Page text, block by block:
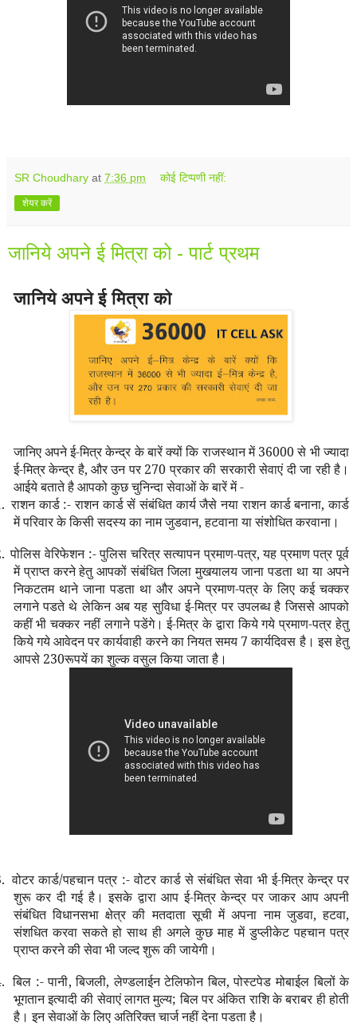
SR Choudhary at 7:36 pm कोई टिप्पणी नहीं:
शेयर करें
जानिये अपने ई मित्रा को - पार्ट प्रथम
जानिये अपने ई मित्रा को
जानिए अपने ई-मित्र केन्द्र के बारें क्यों कि राजस्थान में36000से भी ज्यादा
ई-मित्र केन्द्र है,और उन पर 270प्रकार की सरकारी सेवाएं दी जा रही है।
आईये बताते है आपको कुछ चुनिन्दा सेवाओं के बारें में -
राशन कार्ड :- राशन कार्ड सें संबंधित कार्य जैसे नया राशन कार्ड बनाना,कार्ड
में परिवार के किसी सदस्य का नाम जुडवान,हटवाना या संशोधित करवाना।
पोलिस वेरिफेशन :- पुलिस चरित्र सत्यापन प्रमाण-पत्र,यह प्रमाण पत्र पूर्व
में प्राप्त करने हेतु आपकों संबंधित जिला मुखयालय जाना पडता था या अपने
निकटतम थाने जाना पडता था और अपने प्रमाण-पत्र के लिए कई चक्कर
लगाने पडते थे लेकिन अब यह सुविधा ई-मित्र पर उपलब्ध है जिससे आपको
कहीं भी चक्कर नहीं लगाने पडेंगे। ई-मित्र के द्वारा किये गये प्रमाण-पत्र हेतु
किये गये आवेदन पर कार्यवाही करने का नियत समय 7कार्यदिवस है। इस हेतु
आपसे 230रूपयें का शुल्क वसुल किया जाता है।
वोटर कार्ड/पहचान पत्र :- वोटर कार्ड से संबंधित सेवा भी ई-मित्र केन्द्र पर
शुरू कर दी गई है। इसके द्वारा आप ई-मित्र केन्द्र पर जाकर आप अपनी
संबंधित विधानसभा क्षेत्र की मतदाता सूची में अपना नाम जुडवा,हटवा,
संशधित करवा सकते हो साथ ही अगले कुछ माह में डुप्लीकेट पहचान पत्र
प्राप्त करने की सेवा भी जल्द शुरू की जायेगी।
बिल :- पानी,बिजली,लेण्डलाईन टेलिफोन बिल,पोस्टपेड मोबाईल बिलों के
भूगतान इत्यादी की सेवाएं लागत मुल्य;बिल पर अंकित राशि के बराबर ही होती
है। इन सेवाओं के लिए अतिरिक्त चार्ज नहीं देना पडता है।